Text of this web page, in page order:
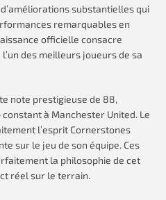
substantielles qui
remarquables en
officielle consacre
des meilleurs joueurs de sa
note prestigieuse de 88,
à Manchester United. Le
l’esprit Cornerstones
sur le jeu de son équipe. Ces
la philosophie de cet
réel sur le terrain.